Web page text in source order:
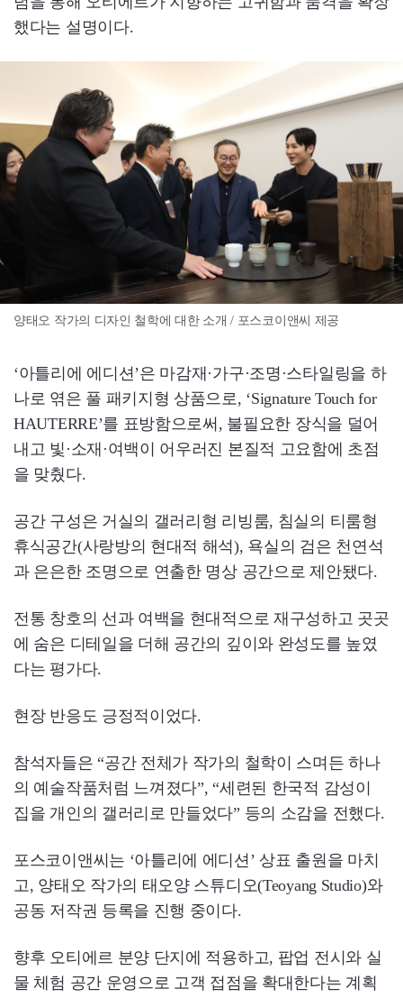
했다는 설명이다.
양태오 작가의 디자인 철학에 대한 소개 / 포스코이앤씨 제공
‘아틀리에 에디션’은 마감재·가구·조명·스타일링을 하
나로 엮은 풀 패키지형 상품으로, ‘Signature Touch for
HAUTERRE’를 표방함으로써, 불필요한 장식을 덜어
내고 빛·소재·여백이 어우러진 본질적 고요함에 초점
을 맞췄다.
공간 구성은 거실의 갤러리형 리빙룸, 침실의 티룸형
휴식공간(사랑방의 현대적 해석), 욕실의 검은 천연석
과 은은한 조명으로 연출한 명상 공간으로 제안됐다.
전통 창호의 선과 여백을 현대적으로 재구성하고 곳곳
에 숨은 디테일을 더해 공간의 깊이와 완성도를 높였
다는 평가다.
현장 반응도 긍정적이었다.
참석자들은 “공간 전체가 작가의 철학이 스며든 하나
의 예술작품처럼 느껴졌다”, “세련된 한국적 감성이
집을 개인의 갤러리로 만들었다” 등의 소감을 전했다.
포스코이앤씨는 ‘아틀리에 에디션’ 상표 출원을 마치
고, 양태오 작가의 태오양 스튜디오(Teoyang Studio)와
공동 저작권 등록을 진행 중이다.
향후 오티에르 분양 단지에 적용하고, 팝업 전시와 실
물 체험 공간 운영으로 고객 접점을 확대한다는 계획